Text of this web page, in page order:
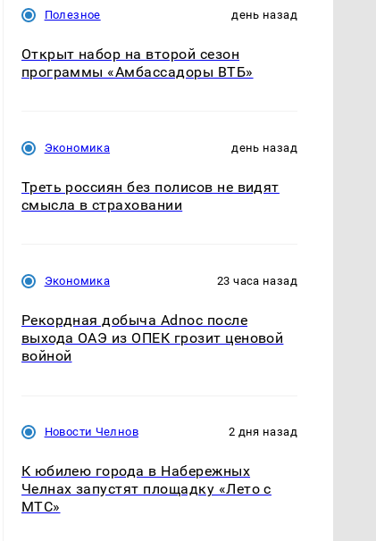
СМИ: В Химках на
полицейскую
подожгли.
России: Европа?
Полезное день назад
Открыт набор на второй сезон
программы «Амбассадоры ВТБ»
Экономика день назад
Треть россиян без полисов не видят
смысла в страховании
Экономика 23 часа назад
Рекордная добыча Adnoc после
выхода ОАЭ из ОПЕК грозит ценовой
войной
Новости Челнов 2 дня назад
К юбилею города в Набережных
Челнах запустят площадку «Лето с
МТС»